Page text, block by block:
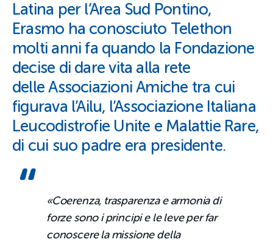
Latina per l’Area Sud Pontino,
Erasmo ha conosciuto Telethon
molti anni fa quando la Fondazione
decise di dare vita alla rete
delle Associazioni Amiche tra cui
figurava l’Ailu, l’Associazione Italiana
Leucodistrofie Unite e Malattie Rare,
di cui suo padre era presidente.
«Coerenza, trasparenza e armonia di
forze sono i principi e le leve per far
conoscere la missione della